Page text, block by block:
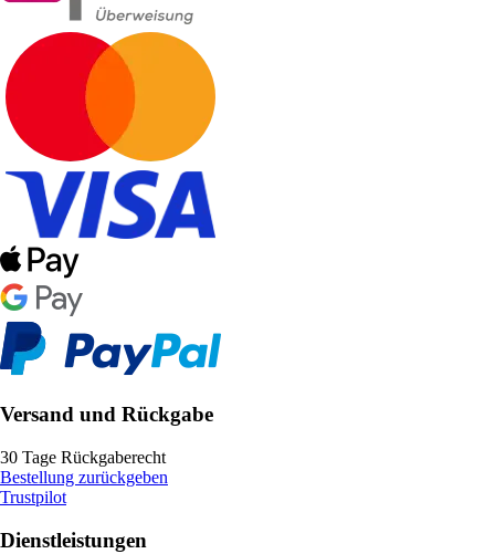
Versand und Rückgabe
30 Tage Rückgaberecht
Bestellung zurückgeben
Trustpilot
Dienstleistungen